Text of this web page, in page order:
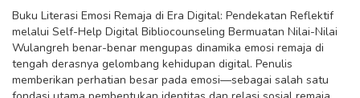
Buku Literasi Emosi Remaja di Era Digital: Pendekatan Reflektif
melalui Self-Help Digital Bibliocounseling Bermuatan Nilai-Nilai
Wulangreh benar-benar mengupas dinamika emosi remaja di
tengah derasnya gelombang kehidupan digital. Penulis
memberikan perhatian besar pada emosi—sebagai salah satu